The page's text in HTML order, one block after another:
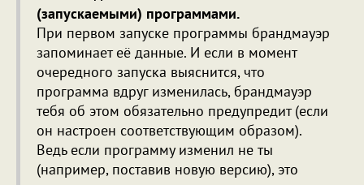
(запускаемыми) программами.
При первом запуске программы брандмауэр
запоминает её данные. И если в момент
очередного запуска выяснится, что
программа вдруг изменилась, брандмауэр
тебя об этом обязательно предупредит (если
он настроен соответствующим образом).
Ведь если программу изменил не ты
(например, поставив новую версию), это